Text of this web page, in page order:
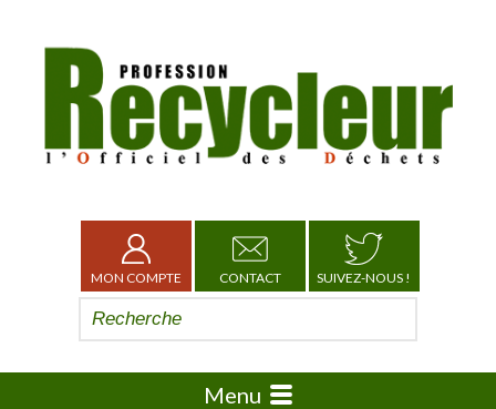
MON COMPTE CONTACT SUIVEZ-NOUS !
Menu